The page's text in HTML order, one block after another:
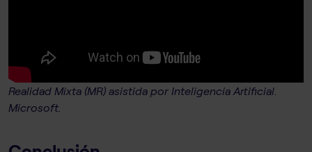
Realidad Mixta (MR) asistida por Inteligencia Artificial.
Microsoft.